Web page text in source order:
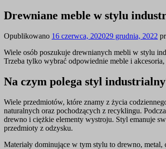
Drewniane meble w stylu
Opublikowano 16 czerwca, 202029 grudnia, 2022
Wiele osób poszukuje drewnianych mebli w stylu
Trzeba tylko wybrać odpowiednie meble i
Na czym polega styl
Wiele przedmiotów, które znamy z życia
naturalnych oraz pochodzących z recyklingu.
drewno i ciężkie elementy wystroju. Styl emanuje
przedmioty z odzysku.
Materiały dominujące w tym stylu to drewno,